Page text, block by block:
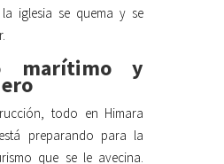
iglesia se quema y se
marítimo y
todo en Himara
preparando para la
que se le avecina.